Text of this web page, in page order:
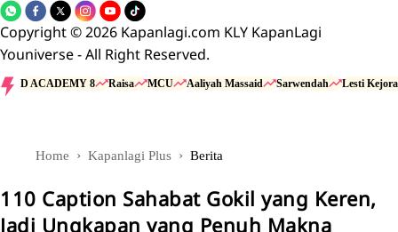
Copyright © 2026 Kapanlagi.com KLY KapanLagi
Youniverse - All Right Reserved.
D ACADEMY 8 Raisa MCU Aaliyah Massaid Sarwendah Lesti Kejora
Home Kapanlagi Plus Berita
110 Caption Sahabat Gokil yang Keren,
Jadi Ungkapan yang Penuh Makna